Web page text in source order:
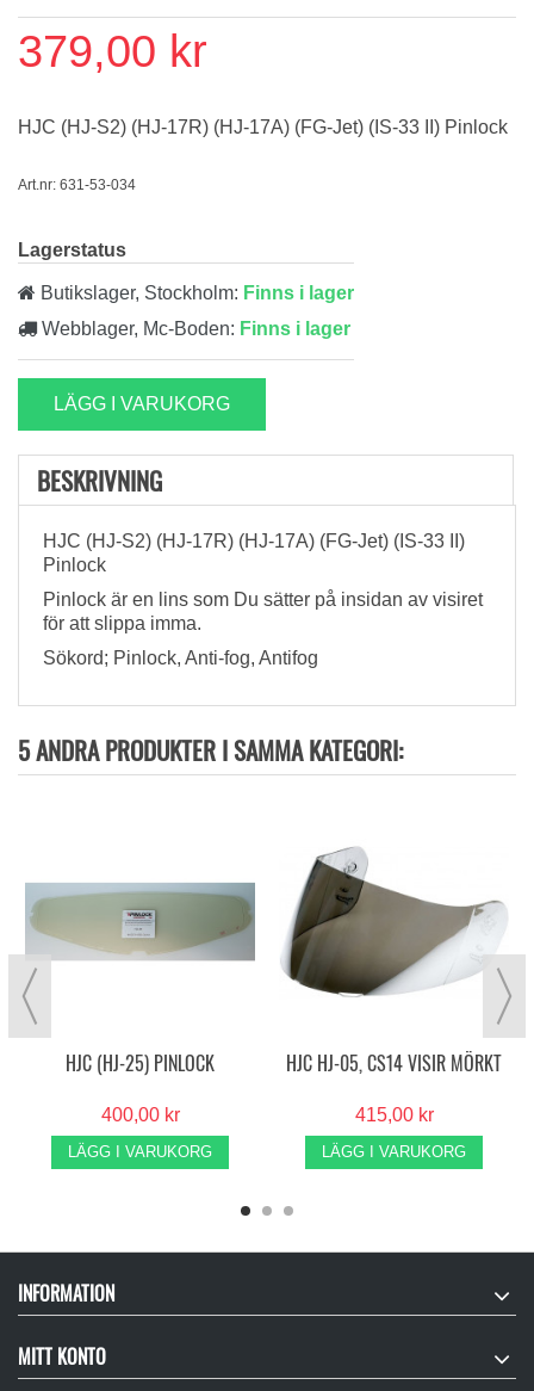
379,00 kr
HJC (HJ-S2) (HJ-17R) (HJ-17A) (FG-Jet) (IS-33 II) Pinlock
Art.nr: 631-53-034
Lagerstatus
Butikslager, Stockholm: Finns i lager
Webblager, Mc-Boden: Finns i lager
LÄGG I VARUKORG
BESKRIVNING
HJC (HJ-S2) (HJ-17R) (HJ-17A) (FG-Jet) (IS-33 II)
Pinlock
Pinlock är en lins som Du sätter på insidan av visiret
för att slippa imma.
Sökord; Pinlock, Anti-fog, Antifog
5 ANDRA PRODUKTER I SAMMA KATEGORI:
HJC (HJ-25) PINLOCK
400,00 kr
LÄGG I VARUKORG
HJC HJ-05, CS14 VISIR MÖRKT
415,00 kr
LÄGG I VARUKORG
INFORMATION
MITT KONTO